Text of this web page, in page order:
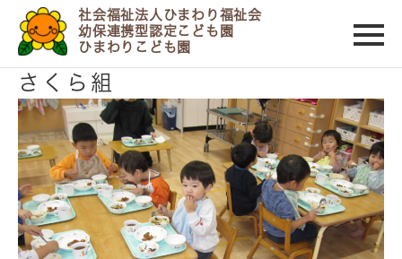
社会福祉法人ひまわり福祉会
幼保連携型認定こども園
ひまわりこども園
2023/11/29
さくら組